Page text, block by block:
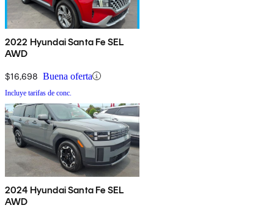
2022 Hyundai Santa Fe SEL
AWD
$16,698 Buena oferta
Incluye tarifas de conc.
2024 Hyundai Santa Fe SEL
AWD